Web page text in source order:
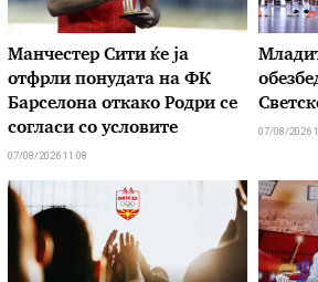
Манчестер Сити ќе ја
отфрли понудата на ФК
Барселона откако Родри се
согласи со условите
07/08/2026 11:08
07/08/2026